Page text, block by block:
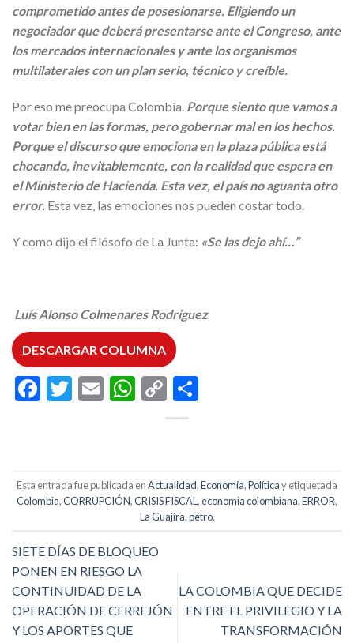
comprometido antes de posesionarse. Eligiendo un
negociador que deberá presentarse ante el Congreso, ante
los mercados internacionales y ante los organismos
multilaterales con un plan serio, técnico y creíble.
Por eso me preocupa Colombia. Porque siento que vamos a
votar bien en las formas, pero gobernar mal en los hechos.
Porque el discurso que emociona en la plaza pública está
chocando, inevitablemente, con la realidad que espera en
el Ministerio de Hacienda. Esta vez, el país no aguanta otro
error. Esta vez, las emociones nos pueden costar todo.
Y como dijo el filósofo de La Junta: «Se las dejo ahí…”
Luís Alonso Colmenares Rodríguez
DESCARGAR COLUMNA
Facebook
Twitter
EmailWhatsApp
Copy
Link
Esta entrada fue publicada enActualidad,Economía,Políticay etiquetada
Colombia,CORRUPCIÓN,CRISIS FISCAL ,economia colombiana,ERROR,
La Guajira,petro.
SIETE DÍAS DE BLOQUEO
PONEN EN RIESGO LA
CONTINUIDAD DE LA
OPERACIÓN DE CERREJÓN
Y LOS APORTES QUE
LA COLOMBIA QUE DECIDE
ENTRE EL PRIVILEGIO Y LA
TRANSFORMACIÓN